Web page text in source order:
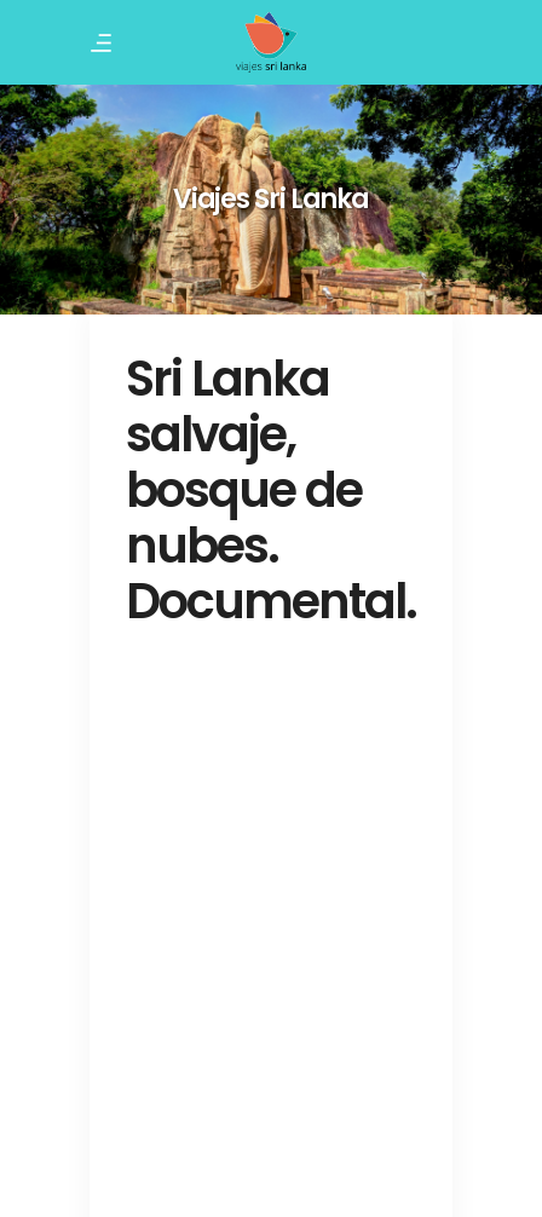
Viajes Sri Lanka
Sri Lanka
salvaje,
bosque de
nubes.
Documental.